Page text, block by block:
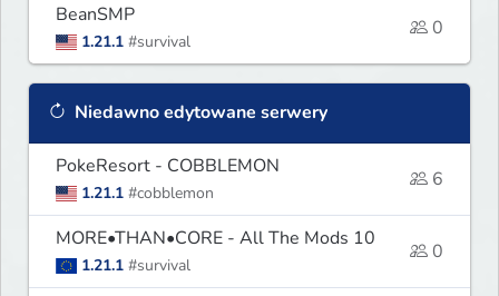
BeanSMP
1.21.1 #survival
0
Niedawno edytowane serwery
PokeResort - COBBLEMON
1.21.1 #cobblemon
6
MORE•THAN•CORE - All The Mods 10
1.21.1 #survival
0